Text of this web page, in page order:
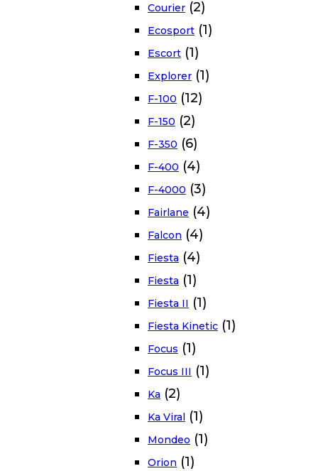
Courier (2)
Ecosport (1)
Escort (1)
Explorer (1)
F-100 (12)
F-150 (2)
F-350 (6)
F-400 (4)
F-4000 (3)
Fairlane (4)
Falcon (4)
Fiesta (4)
Fiesta (1)
Fiesta II (1)
Fiesta Kinetic (1)
Focus (1)
Focus III (1)
Ka (2)
Ka Viral (1)
Mondeo (1)
Orion (1)